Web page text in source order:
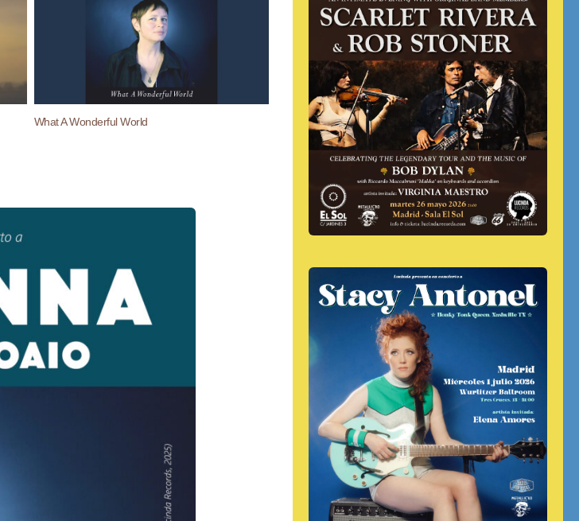
What A Wonderful World